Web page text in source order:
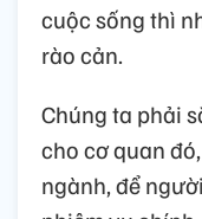
cuộc sống thì
rào cản.
Chúng ta phải
cho cơ quan
ngành, để